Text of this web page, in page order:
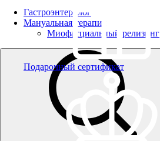
Гастроэнтеролог
Мануальная терапия
Миофасциальный релизинг
Подарочный сертификат